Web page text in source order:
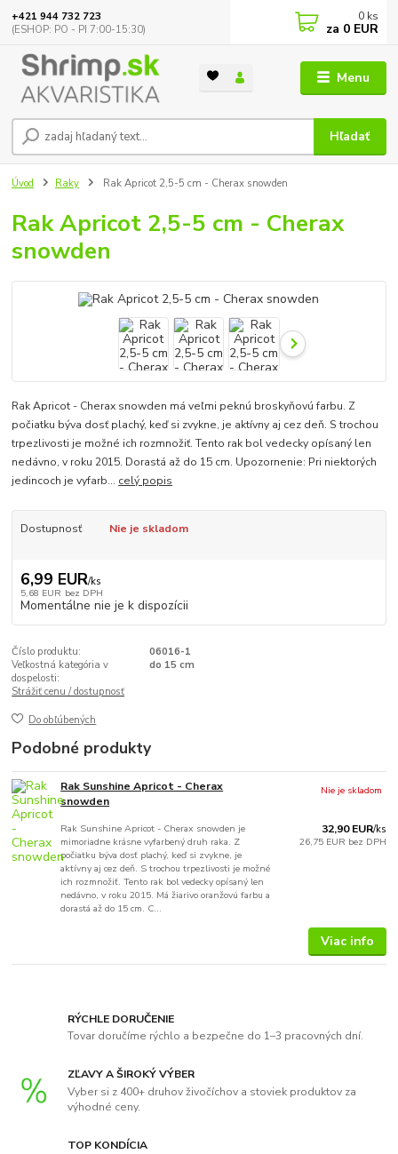
Menu
Hľadať
+421 944 732 723
(ESHOP: PO - PI 7:00-15:30)
0 ks
za 0 EUR
Úvod Raky Rak Apricot 2,5-5 cm - Cherax snowden
Rak Apricot 2,5-5 cm - Cherax
snowden
Rak Apricot - Cherax snowden má veľmi peknú broskyňovú farbu. Z
počiatku býva dosť plachý, keď si zvykne, je aktívny aj cez deň. S trochou
trpezlivosti je možné ich rozmnožiť. Tento rak bol vedecky opísaný len
nedávno, v roku 2015. Dorastá až do 15 cm. Upozornenie: Pri niektorých
jedincoch je vyfarb... celý popis
Dostupnosť Nie je skladom
6,99 EUR/ks
5,68 EUR bez DPH
Momentálne nie je k dispozícii
Číslo produktu:
06016-1
Veľkostná kategória v
dospelosti:
do 15 cm
Strážiť cenu / dostupnosť
Do obľúbených
Podobné produkty
Rak Sunshine Apricot - Cherax
snowden
Rak Sunshine Apricot - Cherax snowden je
mimoriadne krásne vyfarbený druh raka. Z
počiatku býva dosť plachý, keď si zvykne, je
aktívny aj cez deň. S trochou trpezlivosti je možné
ich rozmnožiť. Tento rak bol vedecky opísaný len
nedávno, v roku 2015. Má žiarivo oranžovú farbu a
dorastá až do 15 cm. C...
32,90 EUR/ks
26,75 EUR bez DPH
Nie je skladom
Viac info
RÝCHLE DORUČENIE
Tovar doručíme rýchlo a bezpečne do 1–3 pracovných dní.
ZĽAVY A ŠIROKÝ VÝBER
Vyber si z 400+ druhov živočíchov a stoviek produktov za
výhodné ceny.
TOP KONDÍCIA